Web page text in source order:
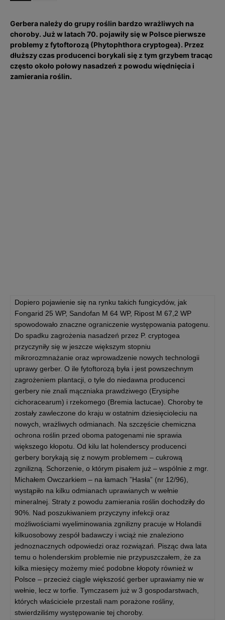
Gerbera należy do grupy roślin bardzo wrażliwych na
choroby. Już w latach 70. pojawiły się w Polsce pierwsze
problemy z fytoftorozą (Phytophthora cryptogea). Przez
dłuższy czas producenci borykali się z tym grzybem tracąc
często około połowy nasadzeń z powodu więdnięcia i
zamierania roślin.
Dopiero pojawienie się na rynku takich fungicydów, jak
Fongarid 25 WP, Sandofan M 64 WP, Ripost M 67,2 WP
spowodowało znaczne ograniczenie występowania patogenu.
Do spadku zagrożenia nasadzeń przez P. cryptogea
przyczyniły się w jeszcze większym stopniu
mikrorozmnażanie oraz wprowadzenie nowych technologii
uprawy gerber. O ile fytoftorozą była i jest powszechnym
zagrożeniem plantacji, o tyle do niedawna producenci
gerbery nie znali mączniaka prawdziwego (Erysiphe
cichoracearum) i rzekomego (Bremia lactucae). Choroby te
zostały zawleczone do kraju w ostatnim dziesięcioleciu na
nowych, wrażliwych odmianach. Na szczęście chemiczna
ochrona roślin przed oboma patogenami nie sprawia
większego kłopotu. Od kilu lat holenderscy producenci
gerbery borykają się z nowym problemem – cukrową
zgnilizną. Schorzenie, o którym pisałem już – wspólnie z mgr.
Michałem Owczarkiem – na łamach ”Hasła” (nr 12/96),
wystąpiło na kilku odmianach uprawianych w wełnie
mineralnej. Straty z powodu zamierania roślin dochodziły do
90%. Nad poszukiwaniem przyczyny infekcji oraz
możliwościami wyeliminowania zgnilizny pracuje w Holandii
kilkuosobowy zespół badawczy i wciąż nie znaleziono
jednoznacznych odpowiedzi oraz rozwiązań. Pisząc dwa lata
temu o holenderskim problemie nie przypuszczałem, że za
kilka miesięcy możemy mieć podobne kłopoty również w
Polsce – przecież ciągle większość gerber uprawiamy nie w
wełnie, lecz w torfie. Tymczasem już w 3 gospodarstwach,
których właściciele przestali nam porażone rośliny,
stwierdziliśmy występowanie tej choroby.